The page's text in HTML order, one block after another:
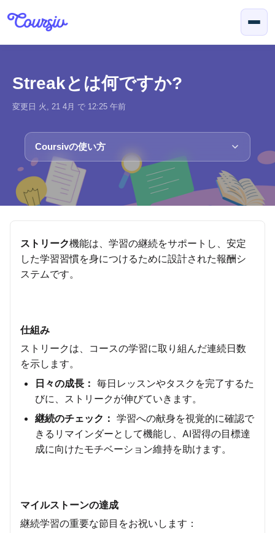
Streakとは何ですか?
変更日 火, 21 4月 で 12:25 午前
Coursivの使い方
ストリーク機能は、学習の継続をサポートし、安定
した学習習慣を身につけるために設計された報酬シ
ステムです。
仕組み
ストリークは、コースの学習に取り組んだ連続日数
を示します。
日々の成長： 毎日レッスンやタスクを完了するた
びに、ストリークが伸びていきます。
継続のチェック： 学習への献身を視覚的に確認で
きるリマインダーとして機能し、AI習得の目標達
成に向けたモチベーション維持を助けます。
マイルストーンの達成
継続学習の重要な節目をお祝いします：